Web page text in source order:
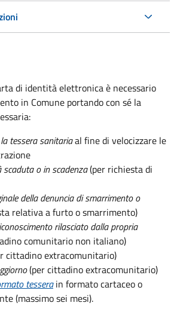
di identità elettronica è necessario
in Comune portando con sé la
tessera sanitariaal fine di velocizzare le
o in scadenza(per richiesta di
della denuncia di smarrimento o
relativa a furto o smarrimento)
rilasciato dalla propria
comunitario non italiano)
cittadino extracomunitario)
(per cittadino extracomunitario)
tessera in formato cartaceo o
(massimo sei mesi).